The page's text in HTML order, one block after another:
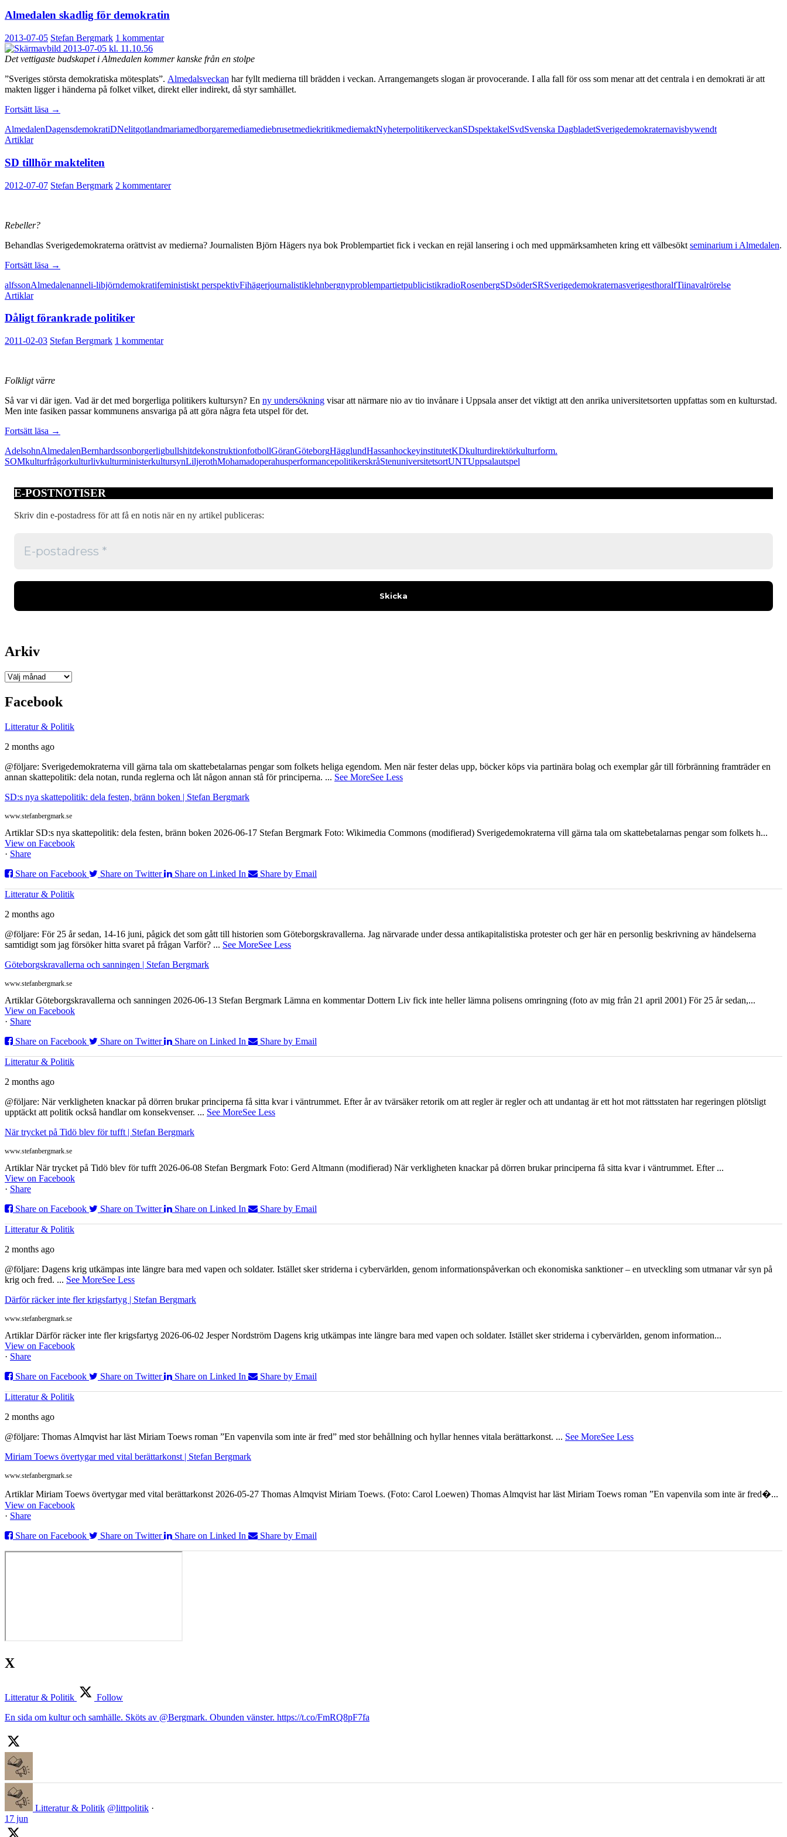
Almedalen skadlig för demokratin
2013-07-05 Stefan Bergmark 1 kommentar
Det vettigaste budskapet i Almedalen kommer kanske från en stolpe
”Sveriges största demokratiska mötesplats”. Almedalsveckan har fyllt medierna till brädden i veckan. Arrangemangets slogan är provocerande. I alla fall för oss som menar att det centrala i en demokrati är att
makten ligger i händerna på folket vilket, direkt eller indirekt, då styr samhället.
Fortsätt läsa Almedalen
för
→
AlmedalenDagensdemokratiDNelitgotlandmariamedborgaremediamediebrusetmediekritikmediemaktNyheterpolitikerveckanSDspektakelSvdSvenska DagbladetSverigedemokraternavisbywendt
Artiklar
SD tillhör makteliten
2012-07-07 Stefan Bergmark 2 kommentarer
Rebeller?
Behandlas Sverigedemokraterna orättvist av medierna? Journalisten Björn Hägers nya bok Problempartiet fick i veckan en rejäl lansering i och med uppmärksamheten kring ett välbesökt seminarium i Almedalen.
Fortsätt läsa SD
makteliten
→
alfssonAlmedalenanneli-libjörndemokratifeministiskt perspektivFihägerjournalistiklehnbergnyproblempartietpublicistikradioRosenbergSDsöderSRSverigedemokraternasverigesthoralfTiinavalrörelse
Artiklar
Dåligt förankrade politiker
2011-02-03 Stefan Bergmark 1 kommentar
Folkligt värre
Så var vi där igen. Vad är det med borgerliga politikers kultursyn? En ny undersökning visar att närmare nio av tio invånare i Uppsala anser det viktigt att den anrika universitetsorten uppfattas som en kulturstad.
Men inte fasiken passar kommunens ansvariga på att göra några feta utspel för det.
Fortsätt läsa Dåligt
politiker
→
AdelsohnAlmedalenBernhardssonborgerligbullshitdekonstruktionfotbollGöranGöteborgHägglundHassanhockeyinstitutetKDkulturdirektörkulturform.
SOMkulturfrågorkulturlivkulturministerkultursynLiljerothMohamadoperahusperformancepolitikerskråStenuniversitetsortUNTUppsalautspel
E-POSTNOTISER
Skriv din e-postadress för att få en notis när en ny artikel publiceras:
Arkiv
Arkiv
Facebook
Litteratur & Politik
2 months ago
@följare: Sverigedemokraterna vill gärna tala om skattebetalarnas pengar som folkets heliga egendom. Men när fester delas upp, böcker köps via partinära bolag och exemplar går till förbränning framträder en
annan skattepolitik: dela notan, runda reglerna och låt någon annan stå för principerna. ... See MoreSee Less
SD:s nya skattepolitik: dela festen, bränn boken | Stefan Bergmark
www.stefanbergmark.se
Artiklar SD:s nya skattepolitik: dela festen, bränn boken 2026-06-17 Stefan Bergmark Foto: Wikimedia Commons (modifierad) Sverigedemokraterna vill gärna tala om skattebetalarnas pengar som folkets h...
View on Facebook
· Share
Share on Facebook
Share on Twitter Share on Linked In Share by Email
Litteratur & Politik
2 months ago
@följare: För 25 år sedan, 14-16 juni, pågick det som gått till historien som Göteborgskravallerna. Jag närvarade under dessa antikapitalistiska protester och ger här en personlig beskrivning av händelserna
samtidigt som jag försöker hitta svaret på frågan Varför? ... See MoreSee Less
Göteborgskravallerna och sanningen | Stefan Bergmark
www.stefanbergmark.se
Artiklar Göteborgskravallerna och sanningen 2026-06-13 Stefan Bergmark Lämna en kommentar Dottern Liv fick inte heller lämna polisens omringning (foto av mig från 21 april 2001) För 25 år sedan,...
View on Facebook
· Share
Share on Facebook
Share on Twitter Share on Linked In Share by Email
Litteratur & Politik
2 months ago
@följare: När verkligheten knackar på dörren brukar principerna få sitta kvar i väntrummet. Efter år av tvärsäker retorik om att regler är regler och att undantag är ett hot mot rättsstaten har regeringen plötsligt
upptäckt att politik också handlar om konsekvenser. ... See MoreSee Less
När trycket på Tidö blev för tufft | Stefan Bergmark
www.stefanbergmark.se
Artiklar När trycket på Tidö blev för tufft 2026-06-08 Stefan Bergmark Foto: Gerd Altmann (modifierad) När verkligheten knackar på dörren brukar principerna få sitta kvar i väntrummet. Efter ...
View on Facebook
· Share
Share on Facebook
Share on Twitter Share on Linked In Share by Email
Litteratur & Politik
2 months ago
@följare: Dagens krig utkämpas inte längre bara med vapen och soldater. Istället sker striderna i cybervärlden, genom informationspåverkan och ekonomiska sanktioner – en utveckling som utmanar vår syn på
krig och fred. ... See MoreSee Less
Därför räcker inte fler krigsfartyg | Stefan Bergmark
www.stefanbergmark.se
Artiklar Därför räcker inte fler krigsfartyg 2026-06-02 Jesper Nordström Dagens krig utkämpas inte längre bara med vapen och soldater. Istället sker striderna i cybervärlden, genom information...
View on Facebook
· Share
Share on Facebook
Share on Twitter Share on Linked In Share by Email
Litteratur & Politik
2 months ago
@följare: Thomas Almqvist har läst Miriam Toews roman ”En vapenvila som inte är fred” med stor behållning och hyllar hennes vitala berättarkonst. ... See MoreSee Less
Miriam Toews övertygar med vital berättarkonst | Stefan Bergmark
www.stefanbergmark.se
Artiklar Miriam Toews övertygar med vital berättarkonst 2026-05-27 Thomas Almqvist Miriam Toews. (Foto: Carol Loewen) Thomas Almqvist har läst Miriam Toews roman ”En vapenvila som inte är fred�...
View on Facebook
· Share
Share on Facebook
Share on Twitter Share on Linked In Share by Email
X
Litteratur & Politik
Follow
En sida om kultur och samhälle. Sköts av @Bergmark. Obunden vänster. https://t.co/FmRQ8pF7fa
Litteratur & Politik @littpolitik ·
17 jun